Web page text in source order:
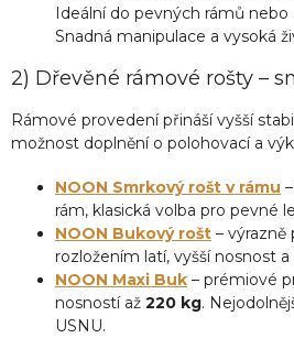
Ideální do pevných rámů nebo
Snadná manipulace a vysoká
2) Dřevěné rámové rošty –
Rámové provedení přináší vyšší
možnost doplnění o polohovací a
NOON Smrkový rošt v rámu
rám, klasická volba pro pevné
NOON Bukový rošt – výrazně
rozložením latí, vyšší nosnost
NOON Maxi Buk – prémiové
nosností až 220 kg.
USNU.